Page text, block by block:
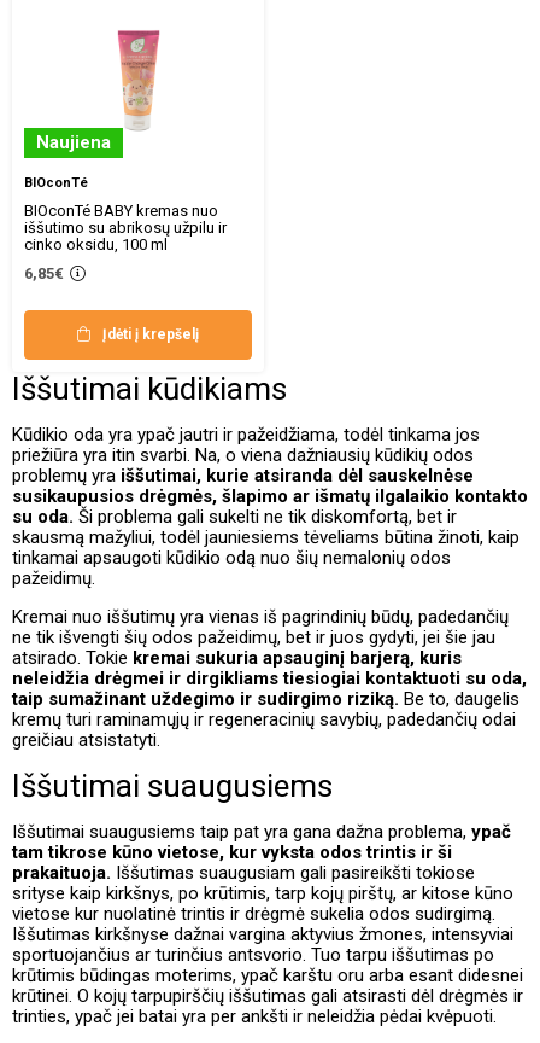
Naujiena
BIOconTé
BIOconTé BABY kremas nuo
iššutimo su abrikosų užpilu ir
cinko oksidu, 100 ml
6,85€
Įdėti į krepšelį
Iššutimai kūdikiams
Kūdikio oda yra ypač jautri ir pažeidžiama, todėl tinkama jos
priežiūra yra itin svarbi. Na, o viena dažniausių kūdikių odos
problemų yra iššutimai, kurie atsiranda dėl sauskelnėse
susikaupusios drėgmės, šlapimo ar išmatų ilgalaikio kontakto
su oda. Ši problema gali sukelti ne tik diskomfortą, bet ir
skausmą mažyliui, todėl jauniesiems tėveliams būtina žinoti, kaip
tinkamai apsaugoti kūdikio odą nuo šių nemalonių odos
pažeidimų.
Kremai nuo iššutimų yra vienas iš pagrindinių būdų, padedančių
ne tik išvengti šių odos pažeidimų, bet ir juos gydyti, jei šie jau
atsirado. Tokie kremai sukuria apsauginį barjerą, kuris
neleidžia drėgmei ir dirgikliams tiesiogiai kontaktuoti su oda,
taip sumažinant uždegimo ir sudirgimo riziką. Be to, daugelis
kremų turi raminamųjų ir regeneracinių savybių, padedančių odai
greičiau atsistatyti.
Iššutimai suaugusiems
Iššutimai suaugusiems taip pat yra gana dažna problema, ypač
tam tikrose kūno vietose, kur vyksta odos trintis ir ši
prakaituoja. Iššutimas suaugusiam gali pasireikšti tokiose
srityse kaip kirkšnys, po krūtimis, tarp kojų pirštų, ar kitose kūno
vietose kur nuolatinė trintis ir drėgmė sukelia odos sudirgimą.
Iššutimas kirkšnyse dažnai vargina aktyvius žmones, intensyviai
sportuojančius ar turinčius antsvorio. Tuo tarpu iššutimas po
krūtimis būdingas moterims, ypač karštu oru arba esant didesnei
krūtinei. O kojų tarpupirščių iššutimas gali atsirasti dėl drėgmės ir
trinties, ypač jei batai yra per ankšti ir neleidžia pėdai kvėpuoti.